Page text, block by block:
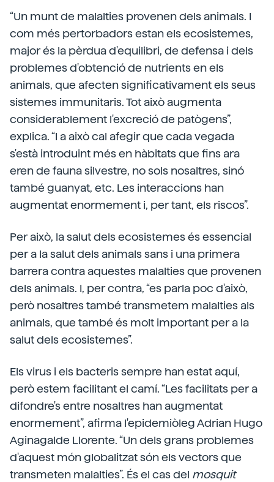
“Un munt de malalties provenen dels animals. I
com més pertorbadors estan els ecosistemes,
major és la pèrdua d'equilibri, de defensa i dels
problemes d'obtenció de nutrients en els
animals, que afecten significativament els seus
sistemes immunitaris. Tot això augmenta
considerablement l'excreció de patògens”,
explica. “I a això cal afegir que cada vegada
s'està introduint més en hàbitats que fins ara
eren de fauna silvestre, no sols nosaltres, sinó
també guanyat, etc. Les interaccions han
augmentat enormement i, per tant, els riscos”.
Per això, la salut dels ecosistemes és essencial
per a la salut dels animals sans i una primera
barrera contra aquestes malalties que provenen
dels animals. I, per contra, “es parla poc d'això,
però nosaltres també transmetem malalties als
animals, que també és molt important per a la
salut dels ecosistemes”.
Els virus i els bacteris sempre han estat aquí,
però estem facilitant el camí. “Les facilitats per a
difondre's entre nosaltres han augmentat
enormement”, afirma l'epidemiòleg Adrian Hugo
Aginagalde Llorente. “Un dels grans problemes
d'aquest món globalitzat són els vectors que
transmeten malalties”. És el cas del mosquit